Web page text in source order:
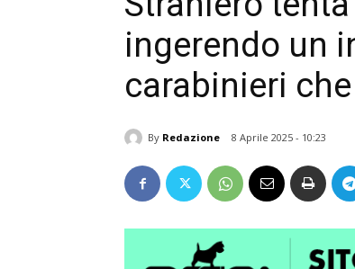
ingerendo un
carabinieri
By Redazione 8 Aprile 2025 - 10:23